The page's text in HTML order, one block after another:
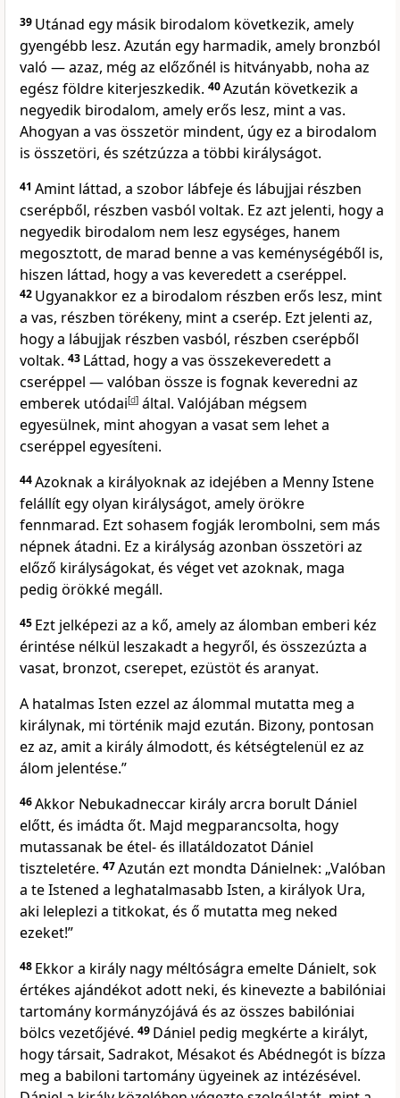
39 Utánad egy másik birodalom következik, amely
gyengébb lesz. Azután egy harmadik, amely bronzból
való — azaz, még az előzőnél is hitványabb, noha az
egész földre kiterjeszkedik. 40Azután következik a
negyedik birodalom, amely erős lesz, mint a vas.
Ahogyan a vas összetör mindent, úgy ez a birodalom
is összetöri, és szétzúzza a többi királyságot.
41 Amint láttad, a szobor lábfeje és lábujjai részben
cserépből, részben vasból voltak. Ez azt jelenti, hogy a
negyedik birodalom nem lesz egységes, hanem
megosztott, de marad benne a vas keménységéből is,
hiszen láttad, hogy a vas keveredett a cseréppel.
42 Ugyanakkor ez a birodalom részben erős lesz, mint
a vas, részben törékeny, mint a cserép. Ezt jelenti az,
hogy a lábujjak részben vasból, részben cserépből
voltak. 43 Láttad, hogy a vas összekeveredett a
cseréppel — valóban össze is fognak keveredni az
emberek utódai[d] által. Valójában mégsem
egyesülnek, mint ahogyan a vasat sem lehet a
cseréppel egyesíteni.
44Azoknak a királyoknak az idejében a Menny Istene
felállít egy olyan királyságot, amely örökre
fennmarad. Ezt sohasem fogják lerombolni, sem más
népnek átadni. Ez a királyság azonban összetöri az
előző királyságokat, és véget vet azoknak, maga
pedig örökké megáll.
45 Ezt jelképezi az a kő, amely az álomban emberi kéz
érintése nélkül leszakadt a hegyről, és összezúzta a
vasat, bronzot, cserepet, ezüstöt és aranyat.
A hatalmas Isten ezzel az álommal mutatta meg a
királynak, mi történik majd ezután. Bizony, pontosan
ez az, amit a király álmodott, és kétségtelenül ez az
álom jelentése.”
46Akkor Nebukadneccar király arcra borult Dániel
előtt, és imádta őt. Majd megparancsolta, hogy
mutassanak be étel- és illatáldozatot Dániel
tiszteletére. 47Azután ezt mondta Dánielnek: „Valóban
a te Istened a leghatalmasabb Isten, a királyok Ura,
aki leleplezi a titkokat, és ő mutatta meg neked
ezeket!”
48 Ekkor a király nagy méltóságra emelte Dánielt, sok
értékes ajándékot adott neki, és kinevezte a babilóniai
tartomány kormányzójává és az összes babilóniai
bölcs vezetőjévé. 49 Dániel pedig megkérte a királyt,
hogy társait, Sadrakot, Mésakot és Abédnegót is bízza
meg a babiloni tartomány ügyeinek az intézésével.